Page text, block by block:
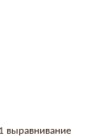
выравнивание